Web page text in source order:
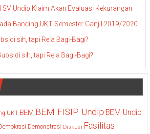
Undip Klaim Akan Evaluasi Kekurangan
Banding UKT Semester Ganjil 2019/2020
sih, tapi Rela Bagi-Bagi?
sih, tapi Rela Bagi-Bagi?
UKT BEM BEM FISIP Undip BEM Undip
Demonstrasi Diskusi Fasilitas